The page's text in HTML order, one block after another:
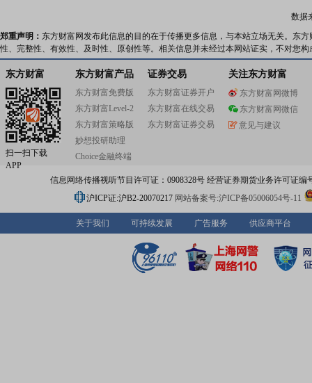
数据
郑重声明： 东方财富网发布此信息的目的在于传播更多信息，与本站立场无关。东
性、完整性、有效性、及时性、原创性等。相关信息并未经过本网站证实，不对您
东方财富
扫一扫下载
APP
东方财富产品
东方财富免费版
东方财富Level-2
东方财富策略版
妙想投研助理
Choice金融终端
证券交易
东方财富证券开户
东方财富在线交易
东方财富证券交易
关注东方财富
东方财富网微博
东方财富网微信
意见与建议
信息网络传播视听节目许可证：0908328号 经营证券期货业务许可证编
沪ICP证:沪B2-20070217 网站备案号:沪ICP备05006054号-11
关于我们 可持续发展 广告服务 供应商平台